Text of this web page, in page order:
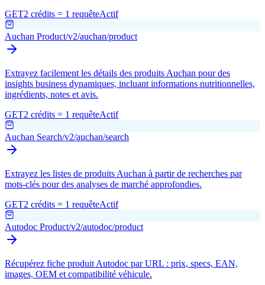
GET2 crédits = 1 requêteActif
Auchan Product/v2/auchan/product
Extrayez facilement les détails des produits Auchan pour des
insights business dynamiques, incluant informations nutritionnelles,
ingrédients, notes et avis.
GET2 crédits = 1 requêteActif
Auchan Search/v2/auchan/search
Extrayez les listes de produits Auchan à partir de recherches par
mots-clés pour des analyses de marché approfondies.
GET2 crédits = 1 requêteActif
Autodoc Product/v2/autodoc/product
Récupérez fiche produit Autodoc par URL : prix, specs, EAN,
images, OEM et compatibilité véhicule.